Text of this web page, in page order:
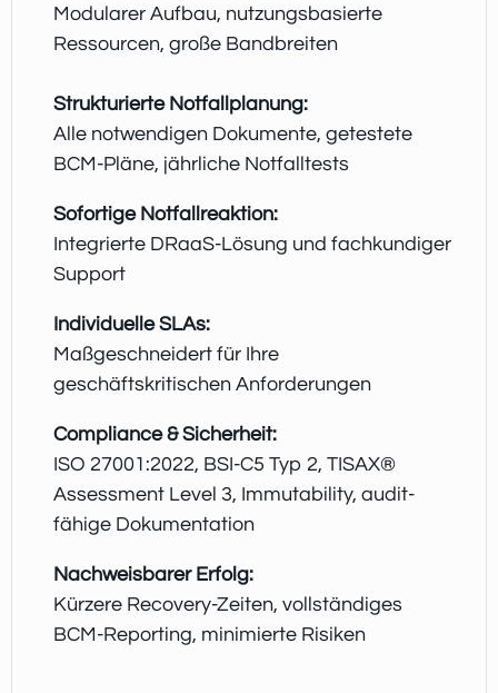
Modularer Aufbau, nutzungsbasierte
Ressourcen, große Bandbreiten
Strukturierte Notfallplanung:
Alle notwendigen Dokumente, getestete
BCM-Pläne, jährliche Notfalltests
Sofortige Notfallreaktion:
Integrierte DRaaS-Lösung und fachkundiger
Support
Individuelle SLAs:
Maßgeschneidert für Ihre
geschäftskritischen Anforderungen
Compliance & Sicherheit:
ISO 27001:2022, BSI-C5 Typ 2, TISAX®
Assessment Level 3, Immutability, audit-
fähige Dokumentation
Nachweisbarer Erfolg:
Kürzere Recovery-Zeiten, vollständiges
BCM-Reporting, minimierte Risiken